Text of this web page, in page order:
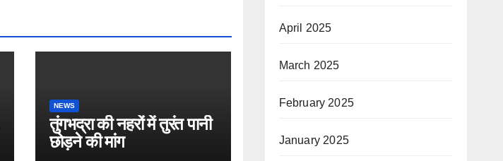
NEWS
तुंगभद्रा की नहरों में तुरंत पानी
छोड़ने की मांग
April 2025
March 2025
February 2025
January 2025